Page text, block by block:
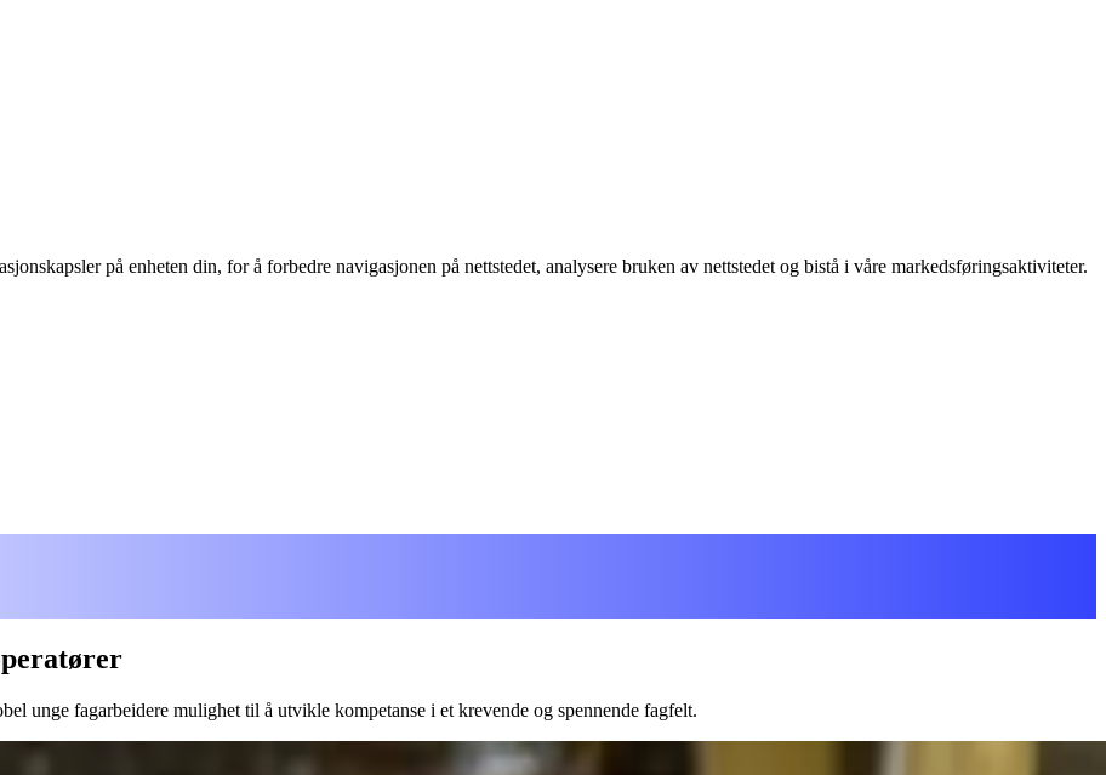
på enheten din, for å forbedre navigasjonen på nettstedet, analysere bruken av nettstedet og bistå i våre markedsføringsaktiviteter.
unge fagarbeidere mulighet til å utvikle kompetanse i et krevende og spennende fagfelt.